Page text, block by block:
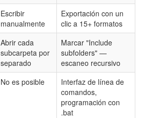
Escribir
manualmente
Exportación con un
clic a 15+ formatos
Abrir cada
subcarpeta por
separado
Marcar "Include
subfolders" —
escaneo recursivo
No es posible
Interfaz de línea de
comandos,
programación con
.bat